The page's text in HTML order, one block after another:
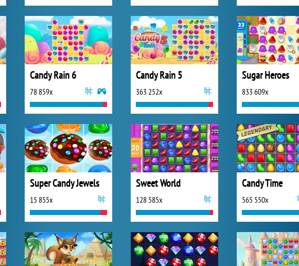
Candy Rain 6
78 859x
Candy Rain 5
363 252x
Sugar Heroes
833 609x
Super Candy Jewels
15 855x
Sweet World
128 585x
Candy Time
565 550x